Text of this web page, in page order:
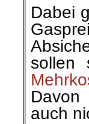
Dabei
sollen
auch